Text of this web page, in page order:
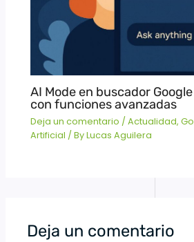
AI Mode en buscador
con funciones avanzadas
Deja un comentario /Actualidad,
Artificial / ByLucas Aguilera
Deja un comentario